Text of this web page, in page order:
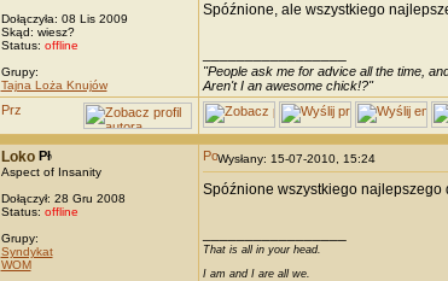
Dołączyła: 08 Lis 2009
Skąd: wiesz?
Status: offline
Grupy:
Tajna Loża Knujów
Spóźnione, ale wszystkiego
"People ask me for advice all the time,
Aren't I an awesome chick!?"
Loko
Aspect of Insanity
Dołączył: 28 Gru 2008
Status: offline
Grupy:
Syndykat
WOM
Wysłany: 15-07-2010, 15:24
Spóźnione wszystkiego najlepszego
That is all in your head.
I am and I are all we.